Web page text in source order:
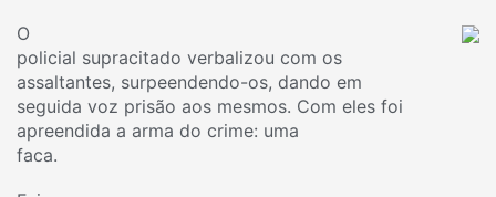
O
policial supracitado verbalizou com os
assaltantes, surpeendendo-os, dando em
seguida voz prisão aos mesmos. Com eles foi
apreendida a arma do crime: uma
faca.